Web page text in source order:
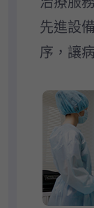
先進設
序，讓